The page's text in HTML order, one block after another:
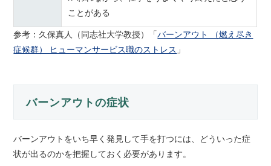
ことがある
参考：久保真人（同志社大学教授）「バーンアウト （燃え尽き
症候群） ヒューマンサービス職のストレス 」
バーンアウトの症状
バーンアウトをいち早く発見して手を打つには、どういった症
状が出るのかを把握しておく必要があります。